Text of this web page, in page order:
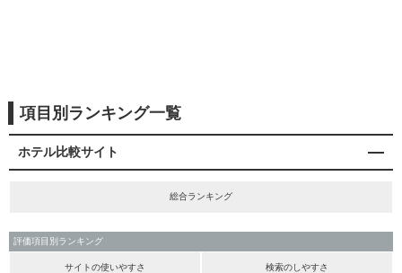
項目別ランキング一覧
ホテル比較サイト
総合ランキング
評価項目別ランキング
サイトの使いやすさ 検索のしやすさ